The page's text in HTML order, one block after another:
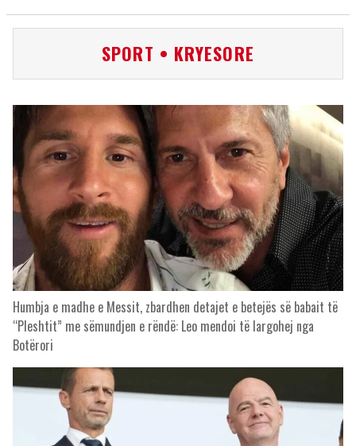
SPORT • KRYESORE
Humbja e madhe e Messit, zbardhen detajet e betejës së babait të
“Pleshtit” me sëmundjen e rëndë: Leo mendoi të largohej nga
Botërori